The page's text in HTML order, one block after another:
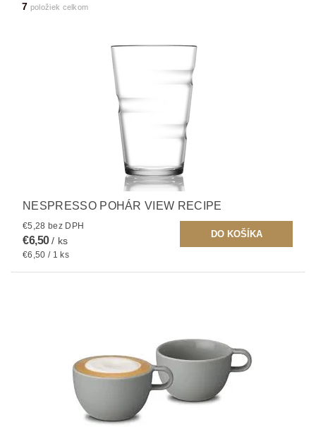
7 položiek celkom
NESPRESSO POHÁR VIEW RECIPE
€5,28 bez DPH
€6,50/ ks
€6,50 / 1 ks